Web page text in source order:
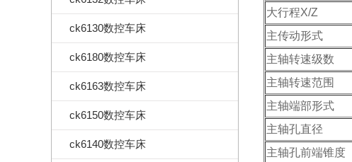
ck6130数控车床
ck6180数控车床
ck6163数控车床
ck6150数控车床
ck6140数控车床
大行程X/Z
主传动形式
主轴转速级数
主轴转速范围
主轴端部形式
主轴孔直径
主轴孔前端锥度